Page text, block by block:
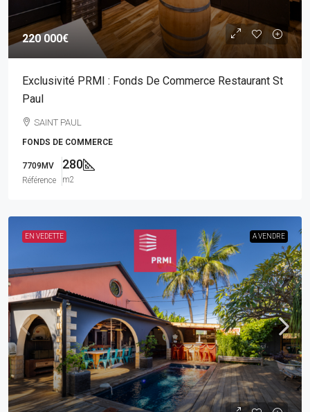
220 000€
Exclusivité PRMI : Fonds De Commerce Restaurant St
Paul
SAINT PAUL
FONDS DE COMMERCE
7709MV
Référence
280
m2
EN VEDETTE A VENDRE